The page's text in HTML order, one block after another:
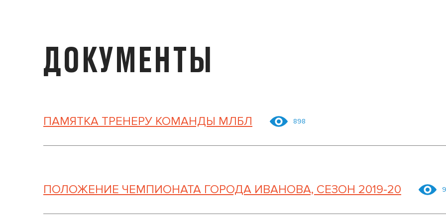
ДОКУМЕНТЫ
ПАМЯТКА ТРЕНЕРУ КОМАНДЫ МЛБЛ 898
ПОЛОЖЕНИЕ ЧЕМПИОНАТА ГОРОДА ИВАНОВА, СЕЗОН 2019-20